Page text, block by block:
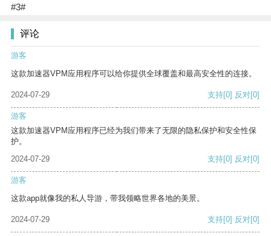
#3#
评论
游客
这款加速器VPM应用程序可以给你提供全球覆盖和最高安全性的连接。
2024-07-29 支持[0] 反对[0]
游客
这款加速器VPM应用程序已经为我们带来了无限的隐私保护和安全性保
护。
2024-07-29
支持[0] 反对[0]
游客
这款app就像我的私人导游，带我领略世界各地的美景。
2024-07-29 支持[0] 反对[0]